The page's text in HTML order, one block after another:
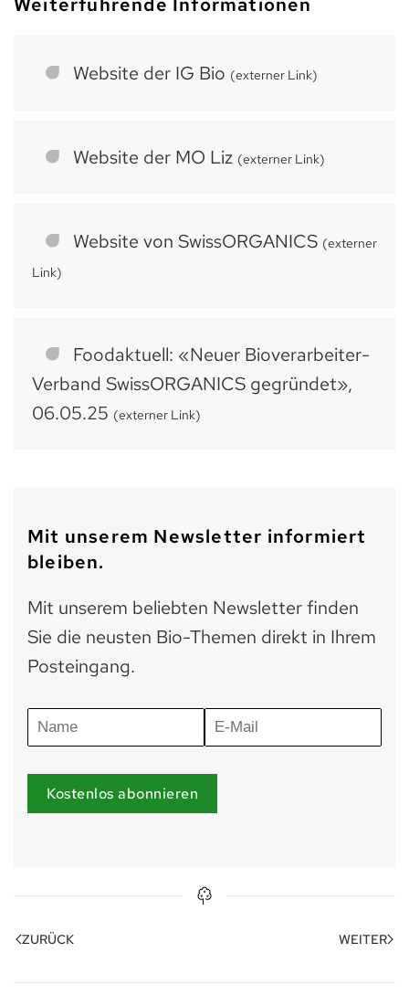
Website der IG Bio (externer Link)
Website der MO Liz (externer Link)
Website von SwissORGANICS (externer
Link)
Foodaktuell: «Neuer Bioverarbeiter-
Verband SwissORGANICS gegründet»,
06.05.25 (externer Link)
Mit unserem Newsletter informiert
bleiben.
Mit unserem beliebten Newsletter finden
Sie die neusten Bio-Themen direkt in Ihrem
Posteingang.
Kostenlos abonnieren
ZURÜCK WEITER